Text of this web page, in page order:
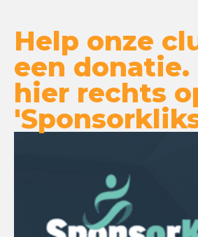
Help onze
een
hier rechts